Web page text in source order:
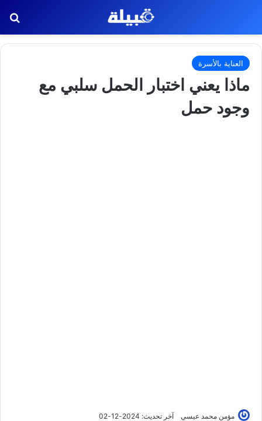
العناية بالأسرة
ماذا يعني اختبار الحمل سلبي مع
وجود حمل
مؤمن محمد عيسي آخر تحديث: 2024-12-02